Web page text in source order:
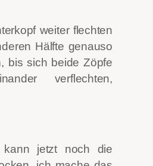
weiter flechten
Hälfte genauso
bis sich beide Zöpfe
verflechten,
jetzt noch die